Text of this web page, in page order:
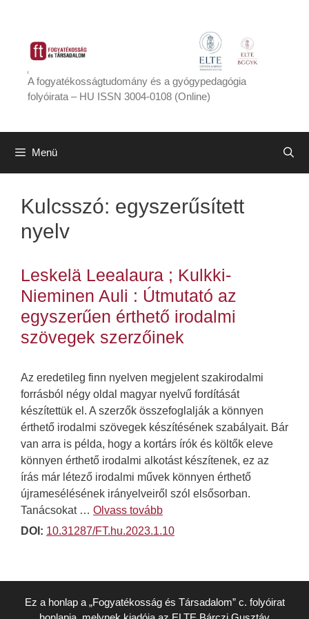
tartalomba
A fogyatékosságtudomány és a gyógypedagógia
folyóirata – HU ISSN 3004-0108 (Online)
Menü
Kulcsszó: egyszerűsített
nyelv
Leskelä Leealaura ; Kulkki-
Nieminen Auli : Útmutató az
egyszerűen érthető irodalmi
szövegek szerzőinek
Az eredetileg finn nyelven megjelent szakirodalmi
forrásból négy oldal magyar nyelvű fordítását
készítettük el. A szerzők összefoglalják a könnyen
érthető irodalmi szövegek készítésének szabályait. Bár
van arra is példa, hogy a kortárs írók és költők eleve
könnyen érthető irodalmi alkotást készítenek, ez az
írás már létező irodalmi művek könnyen érthető
újramesélésének irányelveiről szól elsősorban.
Tanácsokat … Olvass tovább
DOI: 10.31287/FT.hu.2023.1.10
Ez a honlap a „Fogyatékosság és Társadalom” c. folyóirat